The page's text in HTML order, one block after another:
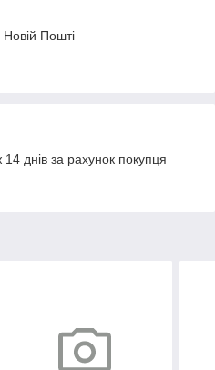
Пошті
днів за рахунок покупця